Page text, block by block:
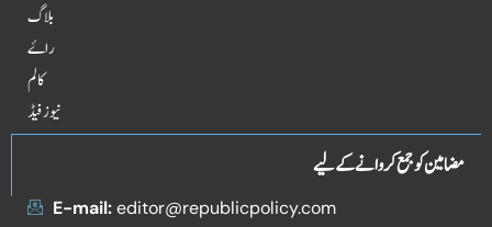
بلاگ
راۓ
کالم
نیوز فیڈ
مضامین کو جمع کروانے کے لیے
E-mail:editor@republicpolicy.com